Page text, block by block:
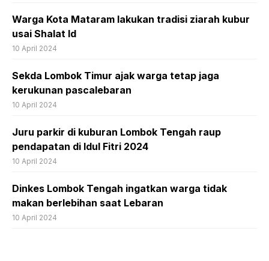
Warga Kota Mataram lakukan tradisi ziarah kubur
usai Shalat Id
10 April 2024
Sekda Lombok Timur ajak warga tetap jaga
kerukunan pascalebaran
10 April 2024
Juru parkir di kuburan Lombok Tengah raup
pendapatan di Idul Fitri 2024
10 April 2024
Dinkes Lombok Tengah ingatkan warga tidak
makan berlebihan saat Lebaran
10 April 2024